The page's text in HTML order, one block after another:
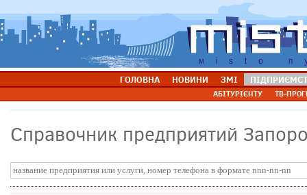
ГОЛОВНА НОВИНИ ЗМІ
АБІТУРІЄНТУ ТВ-
Справочник предприятий